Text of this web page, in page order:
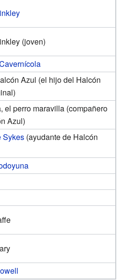
(joven)
Azul (el hijo del Halcón
el perro maravilla (compañero
Azul)
Sykes (ayudante de Halcón